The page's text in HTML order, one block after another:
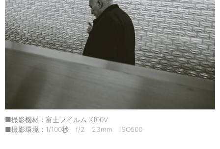
■撮影機材：富士フイルム X100V
■撮影環境：1/100秒 f/2 23mm ISO500